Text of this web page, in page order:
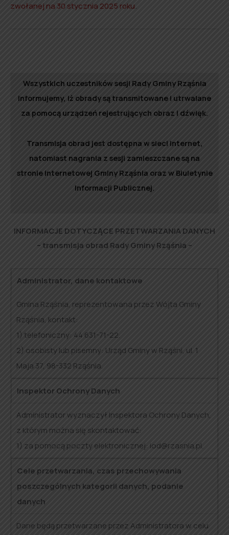
zwołanej na 30 stycznia 2025 roku.
Wszystkich uczestników sesji Rady Gminy Rząśnia
informujemy, iż obrady są transmitowane i utrwalane
za pomocą urządzeń rejestrujących obraz i dźwięk.
Transmisja obrad jest dostępna w sieci Internet,
natomiast nagrania z sesji zamieszczane są na
stronie internetowej Gminy Rząśnia oraz w Biuletynie
Informacji Publicznej.
INFORMACJE DOTYCZĄCE PRZETWARZANIA DANYCH
– transmisja obrad Rady Gminy Rząśnia –
Administrator, dane kontaktowe
Gmina Rząśnia, reprezentowana przez Wójta Gminy
Rząśnia, kontakt:
1) telefoniczny: 44 631-71-22.
2) osobisty lub pisemny: Urząd Gminy w Rząśni, ul. 1
Maja 37, 98-332 Rząśnia.
Inspektor Ochrony Danych
Administrator wyznaczył Inspektora Ochrony Danych,
z którym można się skontaktować:
1) za pomocą poczty elektronicznej: iod@rzasnia.pl.
Cele przetwarzania, czas przechowywania
poszczególnych kategorii danych, podanie
danych
Dane będą przetwarzane przez Administratora w celu